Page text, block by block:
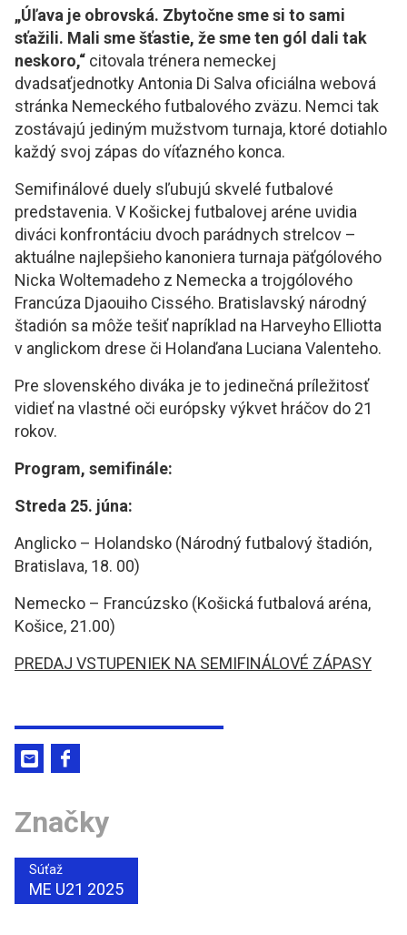
„Úľava je obrovská. Zbytočne sme si to sami
sťažili. Mali sme šťastie, že sme ten gól dali tak
neskoro,“ citovala trénera nemeckej
dvadsaťjednotky Antonia Di Salva oficiálna webová
stránka Nemeckého futbalového zväzu. Nemci tak
zostávajú jediným mužstvom turnaja, ktoré dotiahlo
každý svoj zápas do víťazného konca.
Semifinálové duely sľubujú skvelé futbalové
predstavenia. V Košickej futbalovej aréne uvidia
diváci konfrontáciu dvoch parádnych strelcov –
aktuálne najlepšieho kanoniera turnaja päťgólového
Nicka Woltemadeho z Nemecka a trojgólového
Francúza Djaouiho Cissého. Bratislavský národný
štadión sa môže tešiť napríklad na Harveyho Elliotta
v anglickom drese či Holanďana Luciana Valenteho.
Pre slovenského diváka je to jedinečná príležitosť
vidieť na vlastné oči európsky výkvet hráčov do 21
rokov.
Program, semifinále:
Streda 25. júna:
Anglicko – Holandsko (Národný futbalový štadión,
Bratislava, 18. 00)
Nemecko – Francúzsko (Košická futbalová aréna,
Košice, 21.00)
PREDAJ VSTUPENIEK NA SEMIFINÁLOVÉ ZÁPASY
Značky
Súťaž
ME U21 2025